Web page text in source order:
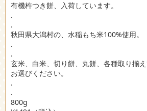
有機杵つき餅、入荷しています。
.
.
秋田県大潟村の、水稲もち米100%使用。
.
.
玄米、白米、切り餅、丸餅、各種取り揃
お選びください。
.
.
800g